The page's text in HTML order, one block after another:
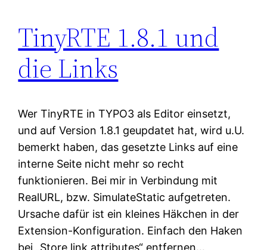
TinyRTE 1.8.1 und
die Links
Wer TinyRTE in TYPO3 als Editor einsetzt,
und auf Version 1.8.1 geupdatet hat, wird u.U.
bemerkt haben, das gesetzte Links auf eine
interne Seite nicht mehr so recht
funktionieren. Bei mir in Verbindung mit
RealURL, bzw. SimulateStatic aufgetreten.
Ursache dafür ist ein kleines Häkchen in der
Extension-Konfiguration. Einfach den Haken
bei „Store link attributes“ entfernen…